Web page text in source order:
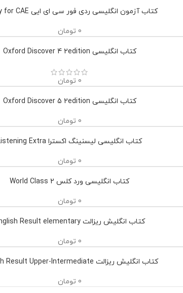
کتاب آزمون انگلیسی ردی فور سی ای ایی Ready for CAE
0 تومان
کتاب انگلیسی Oxford Discover 4 2edition
0 تومان
کتاب انگلیسی Oxford Discover 5 2edition
0 تومان
کتاب انگلیسی لیسنینگ اکسترا Listening Extra
0 تومان
کتاب انگلیسی ورد کلس World Class 2
0 تومان
کتاب انگلیش ریزالت English Result elementary
0 تومان
کتاب انگلیش ریزالت English Result Upper-Intermediate
0 تومان